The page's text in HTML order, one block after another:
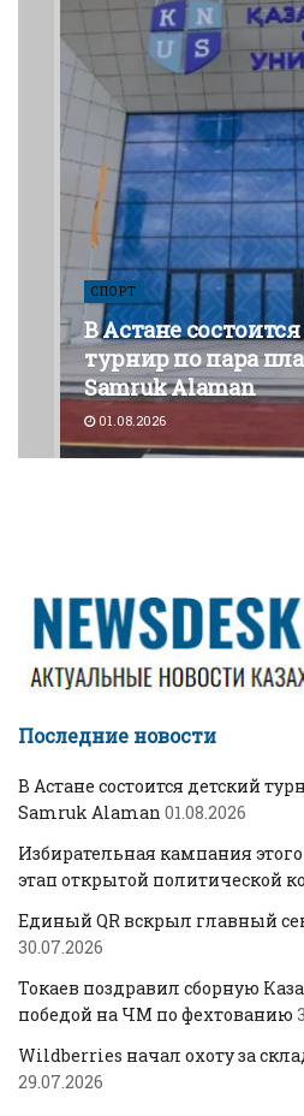
СПОРТ
В Астане
турнир по пара
Samruk Alaman
01.08.2026
Последние новости
В Астане состоится детский
Samruk Alaman 01.08.2026
Избирательная кампания
этап открытой политической
Единый QR вскрыл главный
30.07.2026
Токаев поздравил сборную
победой на ЧМ по фехтованию
Wildberries начал охоту за
29.07.2026